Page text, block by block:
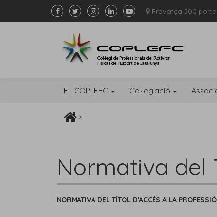
Provença 500
EL COPLEFC Col·legiació
>
Normativa del
NORMATIVA DEL TÍTOL D'ACCÉS A LA PROFESSIÓ